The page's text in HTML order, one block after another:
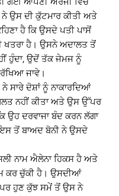
ਉਸ ਦੀ ਕੁੱਟਮਾਰ ਕੀਤੀ ਅਤੇ
ਹੈ ਕਿ ਉਸਦੇ ਪਤੀ ਪਾਸੋਂ
ਖਤਰਾ ਹੈ। ਉਸਨੇ ਅਦਾਲਤ ਤੋਂ
ਹੁੰਦਾ, ਉਦੋਂ ਤੱਕ ਜੇਮਜ ਨੂੰ
ਜਾਵੇ।
ਸਾਰੇ ਦੋਸ਼ਾਂ ਨੂੰ ਨਾਕਾਰਦਿਆਂ
ਨਹੀਂ ਕੀਤਾ ਅਤੇ ਉਸ ਉੱਪਰ
ਉਹ ਦਰਵਾਜਾ ਬੰਦ ਕਰਨ ਲੱਗਾ
ਤੋਂ ਬਾਅਦ ਬੋਨੀ ਨੇ ਉਸਦੇ
ਨਾਮ ਐਲੇਨਾ ਹਿਕਸ ਹੈ ਅਤੇ
ਕਰ ਚੁੱਕੀ ਹੈ। ਉਸਦੀਆਂ
ਪਰ ਹੁਣ ਕੁੱਝ ਸਮੇਂ ਤੋਂ ਉਸ ਨੇ